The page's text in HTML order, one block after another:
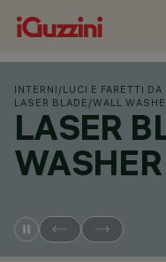
INTERNI /LUCI E FARETTI
LASER BLADE /WALL
LASER